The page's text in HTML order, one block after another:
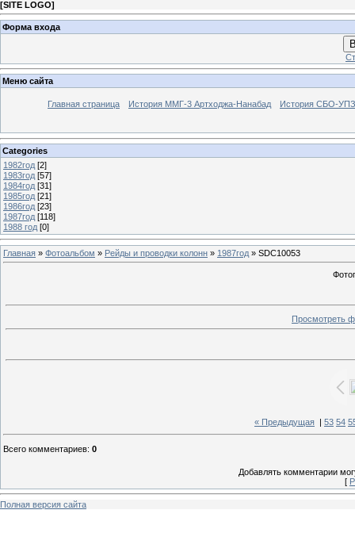
[SITE LOGO]
Форма входа
Меню сайта
Главная страница История ММГ-3 Артходжа-Нанабад История СБО-УПЗ
Categories
1982год [2]
1983год [57]
1984год [31]
1985год [21]
1986год [23]
1987год [118]
1988 год [0]
Главная » Фотоальбом » Рейды и проводки колонн » 1987год » SDC10053
Просмотреть
« Предыдущая 53 54
Всего комментариев: 0
Добавлять комментарии
[
Полная версия сайта